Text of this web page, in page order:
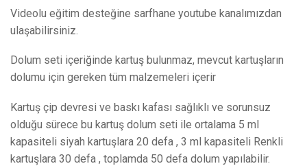
Videolu eğitim desteğine sarfhane youtube kanalımızdan
ulaşabilirsiniz.
Dolum seti içeriğinde kartuş bulunmaz, mevcut kartuşların
dolumu için gereken tüm malzemeleri içerir
Kartuş çip devresi ve baskı kafası sağlıklı ve sorunsuz
olduğu sürece bu kartuş dolum seti ile ortalama 5 ml
kapasiteli siyah kartuşlara 20 defa , 3 ml kapasiteli Renkli
kartuşlara 30 defa , toplamda 50 defa dolum yapılabilir.